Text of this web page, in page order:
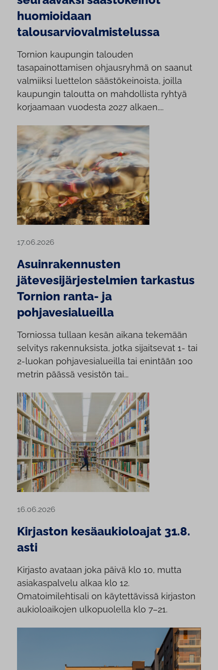
huomioidaan
talousarviovalmistelussa
Tornion kaupungin talouden
tasapainottamisen ohjausryhmä on saanut
valmiiksi luettelon säästökeinoista, joilla
kaupungin taloutta on mahdollista ryhtyä
korjaamaan vuodesta 2027 alkaen....
17.06.2026
Asuinrakennusten
jätevesijärjestelmien tarkastus
Tornion ranta- ja
pohjavesialueilla
Torniossa tullaan kesän aikana tekemään
selvitys rakennuksista, jotka sijaitsevat 1- tai
2-luokan pohjavesialueilla tai enintään 100
metrin päässä vesistön tai...
16.06.2026
Kirjaston kesäaukioloajat 31.8.
asti
Kirjasto avataan joka päivä klo 10, mutta
asiakaspalvelu alkaa klo 12.
Omatoimilehtisali on käytettävissä kirjaston
aukioloaikojen ulkopuolella klo 7–21.